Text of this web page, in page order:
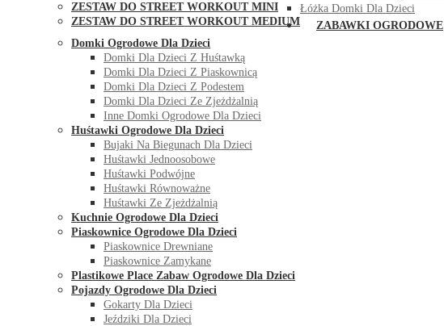
ZESTAW DO STREET WORKOUT MINI
ZESTAW DO STREET WORKOUT MEDIUM
Łóżka Domki Dla Dzieci
ZABAWKI OGRODOWE
Domki Ogrodowe Dla Dzieci
Domki Dla Dzieci Z Huśtawką
Domki Dla Dzieci Z Piaskownicą
Domki Dla Dzieci Z Podestem
Domki Dla Dzieci Ze Zjeżdżalnią
Inne Domki Ogrodowe Dla Dzieci
Huśtawki Ogrodowe Dla Dzieci
Bujaki Na Biegunach Dla Dzieci
Huśtawki Jednoosobowe
Huśtawki Podwójne
Huśtawki Równoważne
Huśtawki Ze Zjeżdżalnią
Kuchnie Ogrodowe Dla Dzieci
Piaskownice Ogrodowe Dla Dzieci
Piaskownice Drewniane
Piaskownice Zamykane
Plastikowe Place Zabaw Ogrodowe Dla Dzieci
Pojazdy Ogrodowe Dla Dzieci
Gokarty Dla Dzieci
Jeździki Dla Dzieci